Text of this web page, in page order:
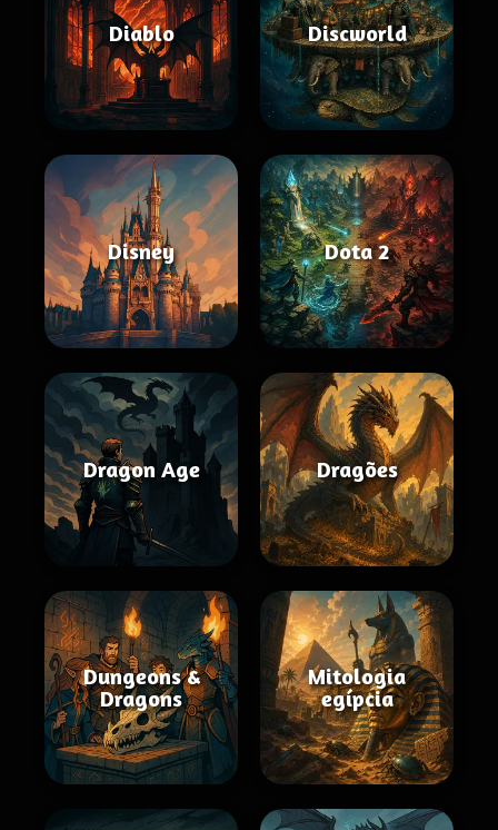
Diablo Discworld
Disney Dota 2
Dragon Age Dragões
Dungeons &
Dragons
Mitologia
egípcia